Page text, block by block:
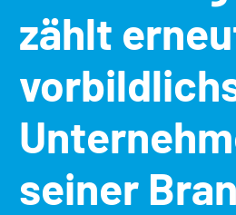
zählt
seiner